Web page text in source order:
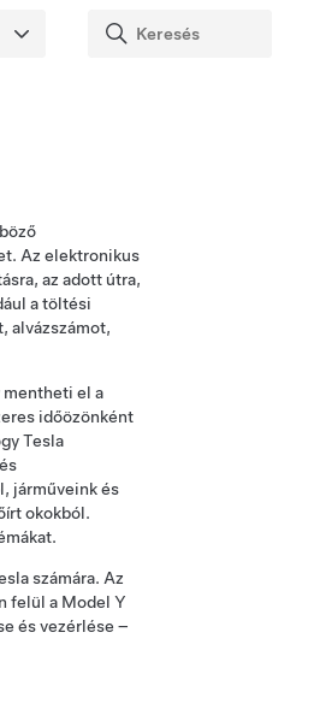
Az elektronikus
az adott útra,
a töltési
alvázszámot,
mentheti el a
időözönként
Tesla
járműveink és
okokból.
számára. Az
felül a Model Y
és vezérlése –